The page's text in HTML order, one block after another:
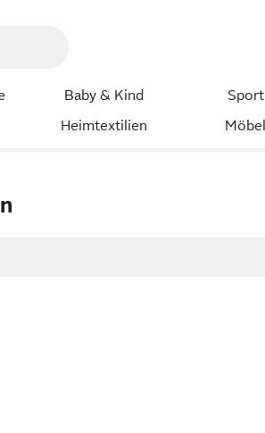
Baby & Kind Sport
Heimtextilien Möbel